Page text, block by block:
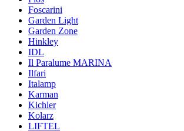
Foscarini
Garden Light
Garden Zone
Hinkley
IDL
Il Paralume MARINA
Ilfari
Italamp
Karman
Kichler
Kolarz
LIFTEL